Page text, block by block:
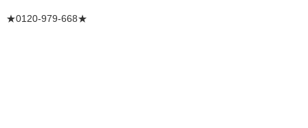
★0120-979-668★